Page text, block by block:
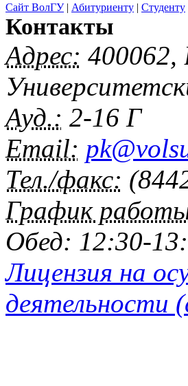
Сайт ВолГУ| Абитуриенту | Студенту
Контакты
Адрес: 400062,
Ауд.: 2-16 Г
Email:
Тел./факс:
График
Обед: 12:30-
Лицензия на
деятельности